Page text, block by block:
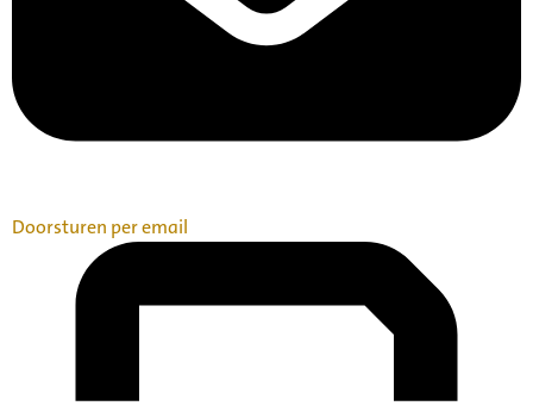
Doorsturen per email